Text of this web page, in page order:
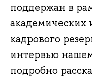
поддержан в
академических
кадрового
интервью
подробно